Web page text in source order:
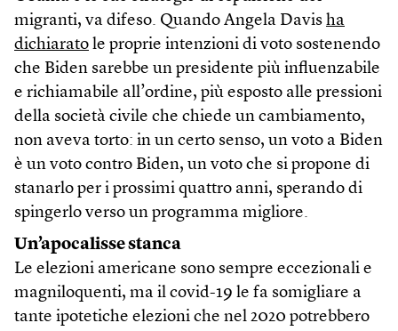
migranti, va difeso. Quando Angela Davis ha
dichiarato le proprie intenzioni di voto sostenendo
che Biden sarebbe un presidente più influenzabile
e richiamabile all’ordine, più esposto alle pressioni
della società civile che chiede un cambiamento,
non aveva torto: in un certo senso, un voto a Biden
è un voto contro Biden, un voto che si propone di
stanarlo per i prossimi quattro anni, sperando di
spingerlo verso un programma migliore.
Un’apocalisse stanca
Le elezioni americane sono sempre eccezionali e
magniloquenti, ma il covid-19 le fa somigliare a
tante ipotetiche elezioni che nel 2020 potrebbero